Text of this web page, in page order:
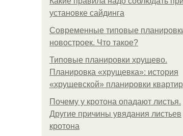
установке сайдинга
Современные типовые
новостроек. Что такое?
Типовые планировки хрущево.
Планировка «хрущевка»: история
«хрущевской» планировки квартир
Почему у кротона опадают листья.
Другие причины увядания листьев
кротона